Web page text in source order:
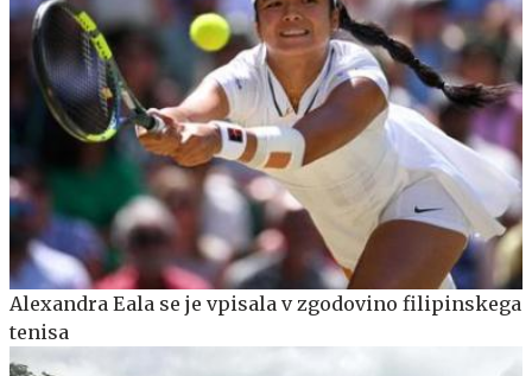
Alexandra Eala se je vpisala v zgodovino filipinskega
tenisa